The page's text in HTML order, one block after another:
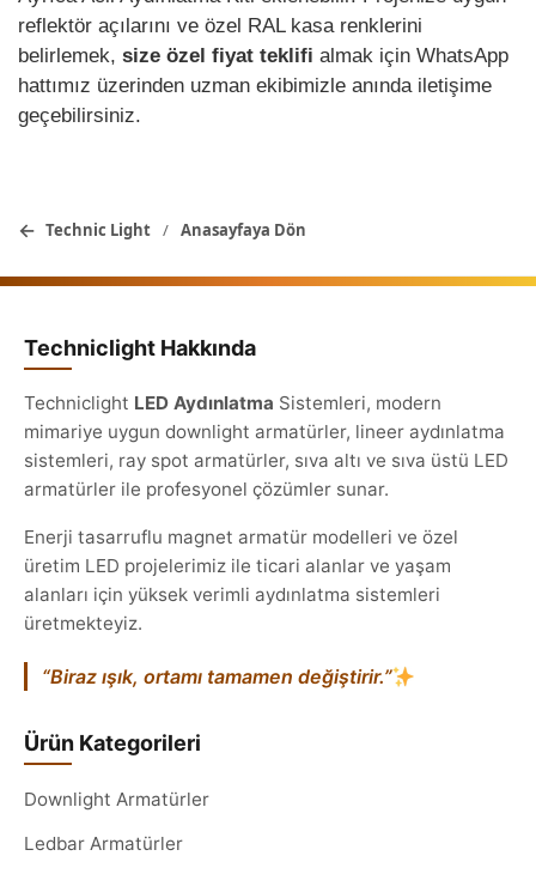
reflektör açılarını ve özel RAL kasa renklerini
belirlemek, size özel fiyat teklifi almak için WhatsApp
hattımız üzerinden uzman ekibimizle anında iletişime
geçebilirsiniz.
← Technic Light / Anasayfaya Dön
Techniclight Hakkında
Techniclight LED Aydınlatma Sistemleri, modern
mimariye uygun downlight armatürler, lineer aydınlatma
sistemleri, ray spot armatürler, sıva altı ve sıva üstü LED
armatürler ile profesyonel çözümler sunar.
Enerji tasarruflu magnet armatür modelleri ve özel
üretim LED projelerimiz ile ticari alanlar ve yaşam
alanları için yüksek verimli aydınlatma sistemleri
üretmekteyiz.
“Biraz ışık, ortamı tamamen değiştirir.”
Ürün Kategorileri
Downlight Armatürler
Ledbar Armatürler